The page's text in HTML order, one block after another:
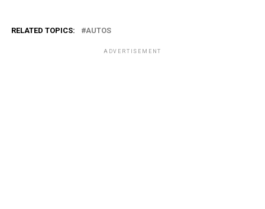
RELATED TOPICS: AUTOS
ADVERTISEMENT